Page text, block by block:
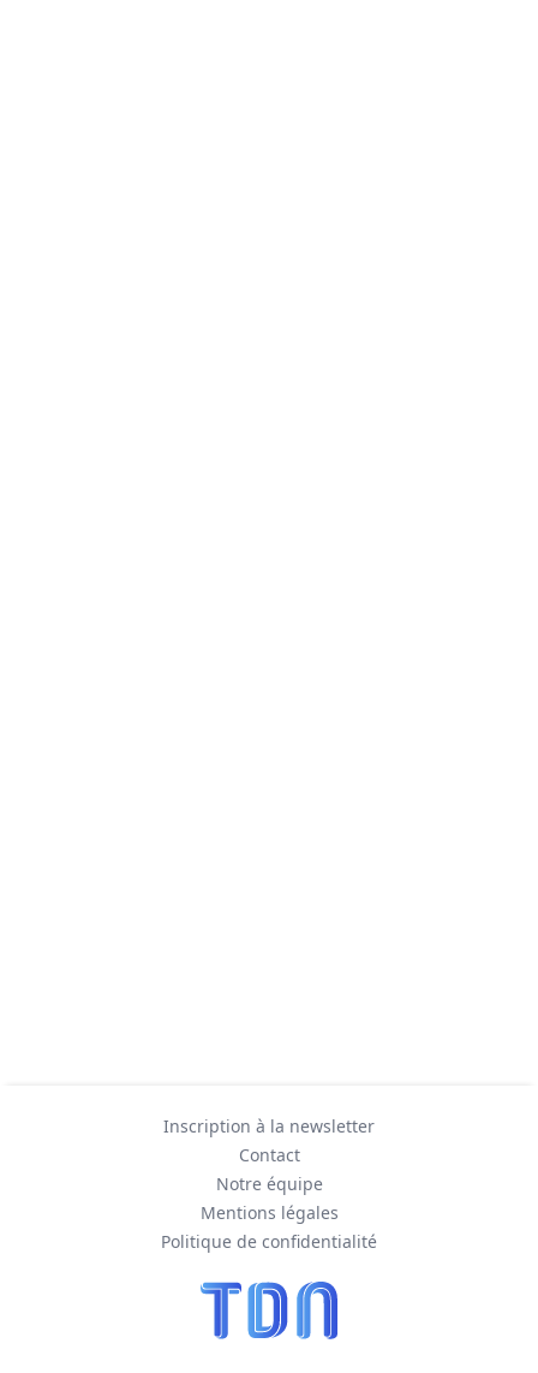
Inscription à la newsletter
Contact
Notre équipe
Mentions légales
Politique de confidentialité